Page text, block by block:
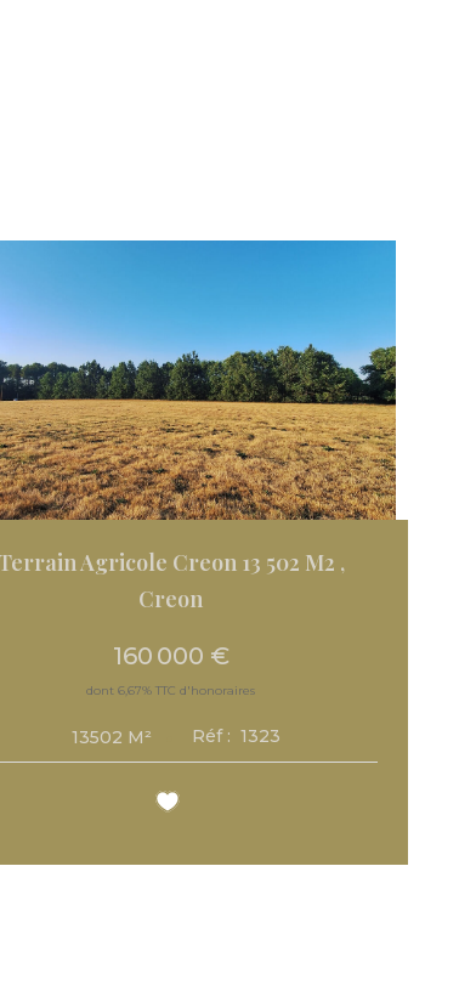
Terrain Agricole Creon 13 502 M2 ,
Creon
160 000 €
dont 6,67% TTC d'honoraires
13502 M² Réf : 1323